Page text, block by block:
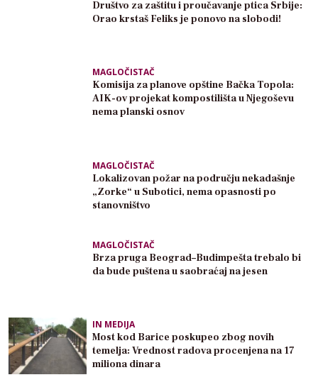
Društvo za zaštitu i proučavanje ptica Srbije:
Orao krstaš Feliks je ponovo na slobodi!
MAGLOČISTAČ
Komisija za planove opštine Bačka Topola:
AIK-ov projekat kompostilišta u Njegoševu
nema planski osnov
MAGLOČISTAČ
Lokalizovan požar na području nekadašnje
„Zorke“ u Subotici, nema opasnosti po
stanovništvo
MAGLOČISTAČ
Brza pruga Beograd–Budimpešta trebalo bi
da bude puštena u saobraćaj na jesen
IN MEDIJA
Most kod Barice poskupeo zbog novih
temelja: Vrednost radova procenjena na 17
miliona dinara